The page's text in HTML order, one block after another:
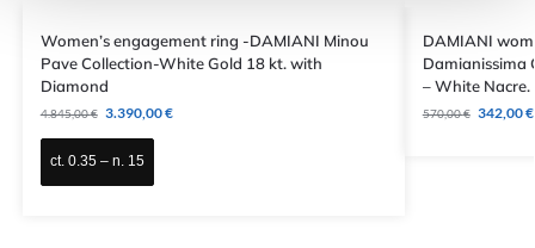
Women’s engagement ring -DAMIANI Minou
Pave Collection-White Gold 18 kt. with
Diamond
4.845,00€ 3.390,00€
ct. 0.35 – n. 15
DAMIANI
Damianissima
– White Nacre.
570,00€ 342,00€